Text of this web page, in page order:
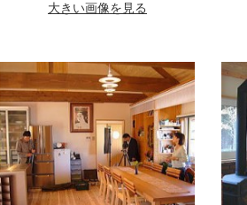
大きい画像を見る